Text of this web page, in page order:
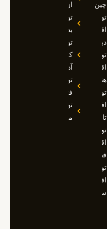
چین
تور
اقساطی
دبی
تور
اقساطی
هند
تور
اقساطی
تاجیکستان
تور
اقساطی
قطر
تور
اقساطی
سوچی
ازمیر
تور
بدروم
تور
کوش
آداسی
تور
فتحیه
تور
مالزی